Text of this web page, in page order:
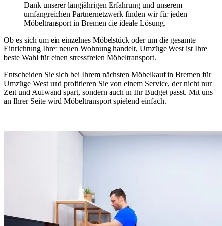
Dank unserer langjährigen Erfahrung und unserem
umfangreichen Partnernetzwerk finden wir für jeden
Möbeltransport in Bremen die ideale Lösung.
Ob es sich um ein einzelnes Möbelstück oder um die gesamte
Einrichtung Ihrer neuen Wohnung handelt, Umzüge West ist Ihre
beste Wahl für einen stressfreien Möbeltransport.
Entscheiden Sie sich bei Ihrem nächsten Möbelkauf in Bremen für
Umzüge West und profitieren Sie von einem Service, der nicht nur
Zeit und Aufwand spart, sondern auch in Ihr Budget passt. Mit uns
an Ihrer Seite wird Möbeltransport spielend einfach.